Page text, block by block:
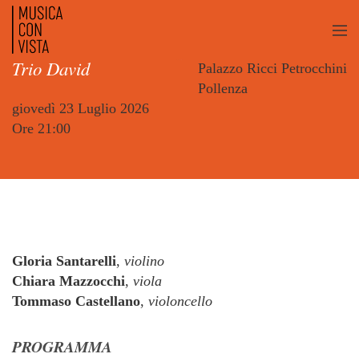
Trio David
Palazzo Ricci Petrocchini
Pollenza
giovedì 23 Luglio 2026
Ore 21:00
Gloria Santarelli, violino
Chiara Mazzocchi, viola
Tommaso Castellano, violoncello
PROGRAMMA